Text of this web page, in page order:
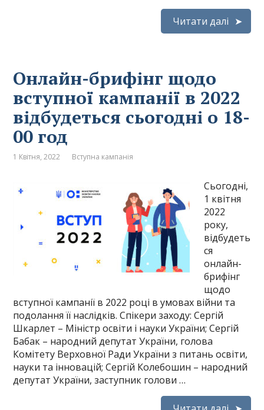
Читати далі
Онлайн-брифінг щодо
вступної кампанії в 2022
відбудеться сьогодні о 18-
00 год
1 Квітня, 2022 Вступна кампанія
Сьогодні,
1 квітня
2022
року,
відбудеть
ся
онлайн-
брифінг
щодо
вступної кампанії в 2022 році в умовах війни та
подолання її наслідків. Спікери заходу: Сергій
Шкарлет – Міністр освіти і науки України; Сергій
Бабак – народний депутат України, голова
Комітету Верховної Ради України з питань освіти,
науки та інновацій; Сергій Колебошин – народний
депутат України, заступник голови …